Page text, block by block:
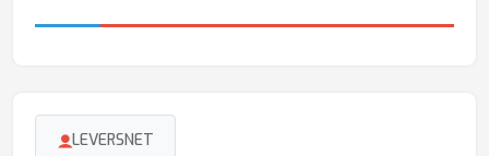
LEVERSNET